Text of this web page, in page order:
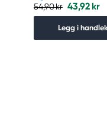
54,90 kr 43,92 kr
Legg i